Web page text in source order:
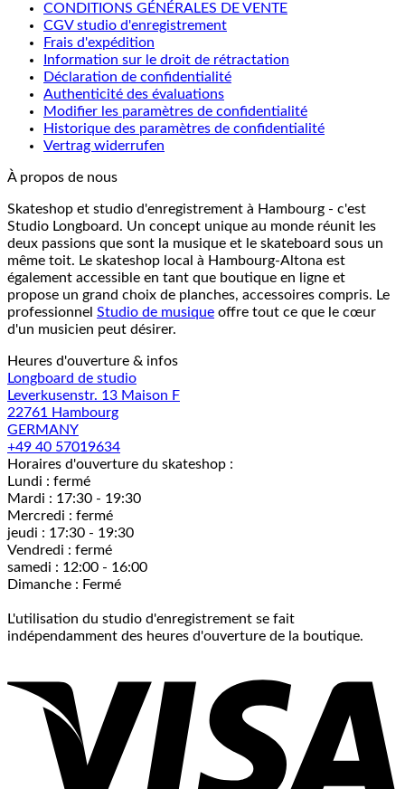
CONDITIONS GÉNÉRALES DE VENTE
CGV studio d'enregistrement
Frais d'expédition
Information sur le droit de rétractation
Déclaration de confidentialité
Authenticité des évaluations
Modifier les paramètres de confidentialité
Historique des paramètres de confidentialité
Vertrag widerrufen
À propos de nous
Skateshop et studio d'enregistrement à Hambourg - c'est
Studio Longboard. Un concept unique au monde réunit les
deux passions que sont la musique et le skateboard sous un
même toit. Le skateshop local à Hambourg-Altona est
également accessible en tant que boutique en ligne et
propose un grand choix de planches, accessoires compris. Le
professionnel Studio de musique offre tout ce que le cœur
d'un musicien peut désirer.
Heures d'ouverture & infos
Longboard de studio
Leverkusenstr. 13 Maison F
22761 Hambourg
GERMANY
+49 40 57019634
Horaires d'ouverture du skateshop :
Lundi : fermé
Mardi : 17:30 - 19:30
Mercredi : fermé
jeudi : 17:30 - 19:30
Vendredi : fermé
samedi : 12:00 - 16:00
Dimanche : Fermé
L'utilisation du studio d'enregistrement se fait
indépendamment des heures d'ouverture de la boutique.